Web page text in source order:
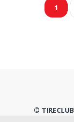
1
© TIRECLUB